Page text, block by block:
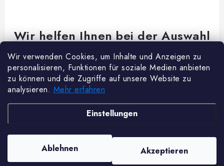
Wir verwenden Cookies, um Inhalte und Anzeigen zu
personalisieren, Funktionen für soziale Medien anbieten
zu können und die Zugriffe auf unsere Website zu
analysieren. Mehr erfahren
Einstellungen
Ablehnen Akzeptieren
Wir helfen Ihnen bei der Auswahl
Brauchen Sie Rat bei etwas? Wir sind für dich da!
Kundenservice@woodycrafts.de
+49 211 8694 2501 (Mo-Fr 8:00-16:00)
Erstellt von Shoptet Premium
. Alle Rechte vorbehalten.Cookie-Einstellungen